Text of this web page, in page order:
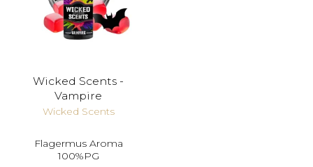
Wicked Scents -
Vampire
Wicked Scents
Flagermus Aroma
100%PG